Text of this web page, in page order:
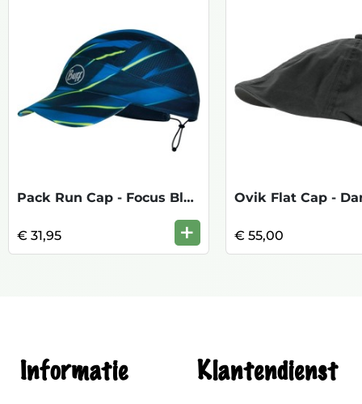
Pack Run Cap - Focus Blue
€ 31,95 +
Ovik Flat Cap -
€ 55,00
Informatie Klantendienst